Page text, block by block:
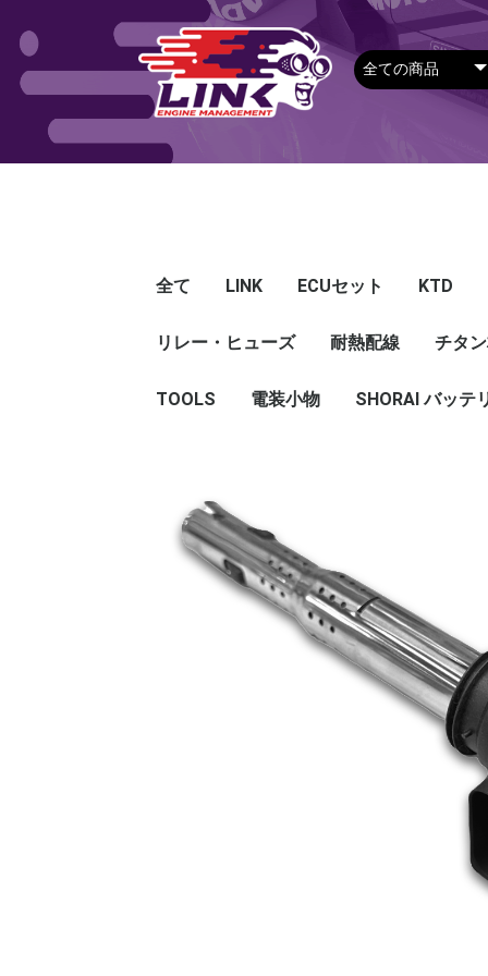
全て LINK
Plug-in ECU その
Wire-in ECU G5
G4X
G4＋
PDM
ECUアクセサリー Map
温度
その
CAN
DI
E-
CAN
Apparel Hat
T-
ECUセット KTD
Looms
センサー
Ignition
クラセン
サージ
EXマニ
燃料
電スロ
シリコ
エンジ
ハーネ
エアク
スイッチ
アダプ
その他
リレー・ヒューズ
リレー
リレーBOX
ヒューズケース
ブレーカー式ブレード
ブレーカー
耐熱配線
ETFE
FEP
チタ
TOOLS 電装小物 SHORAI バッテ